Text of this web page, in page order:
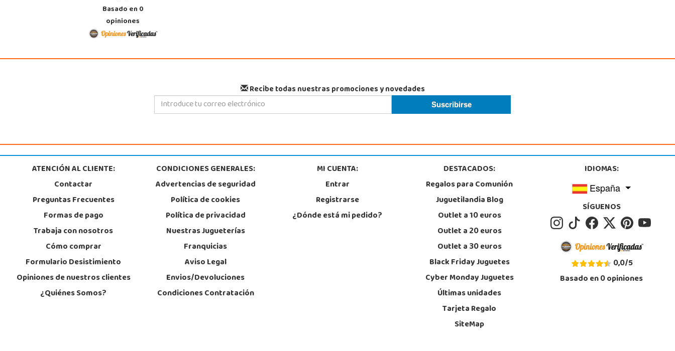
Basado en0
opiniones
Recibe todas nuestras promociones y novedades
ATENCIÓN AL CLIENTE:
Contactar
Preguntas Frecuentes
Formas de pago
Trabaja con nosotros
Cómo comprar
Formulario Desistimiento
Opiniones de nuestros clientes
¿Quiénes Somos?
CONDICIONES GENERALES:
Advertencias de seguridad
Política de cookies
Política de privacidad
Nuestras Jugueterías
Franquicias
Aviso Legal
Envios/Devoluciones
Condiciones Contratación
MI CUENTA:
Entrar
Registrarse
¿Dónde está mi pedido?
DESTACADOS:
Regalos para Comunión
Juguetilandia Blog
Outlet a 10 euros
Outlet a 20 euros
Outlet a 30 euros
Black Friday Juguetes
Cyber Monday Juguetes
Últimas unidades
Tarjeta Regalo
SiteMap
IDIOMAS:
España
SÍGUENOS
0,0/5
Basado en0opiniones